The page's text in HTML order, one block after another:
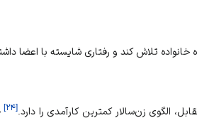
الگوی زن‏‌سالار کم‏ترین کارآمدی را دارد.[۲۴]